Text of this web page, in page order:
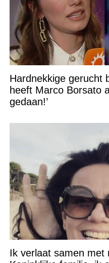
Hardnekkige gerucht
heeft Marco Borsato
gedaan!’
Ik verlaat samen met